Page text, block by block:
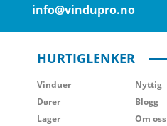
info@vindupro.no
HURTIGLENKER
Vinduer
Dører
Lager
Nyttig
Blogg
Om oss